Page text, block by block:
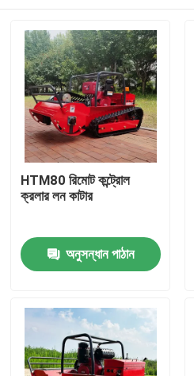
HTM80 রিমোট কন্ট্রোল
ক্রলার লন কাটার
অনুসন্ধান পাঠান